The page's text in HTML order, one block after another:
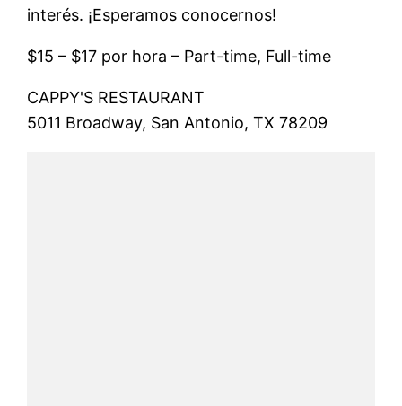
interés. ¡Esperamos conocernos!
$15 – $17 por hora – Part-time, Full-time
CAPPY'S RESTAURANT
5011 Broadway, San Antonio, TX 78209